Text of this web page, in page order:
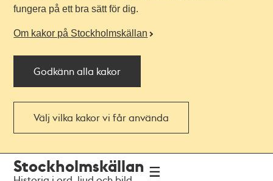
fungera på ett bra sätt för dig.
Om kakor på Stockholmskällan
Godkänn alla kakor
Välj vilka kakor vi får använda
navigationen
huvudinnehållet
Stockholmskällan